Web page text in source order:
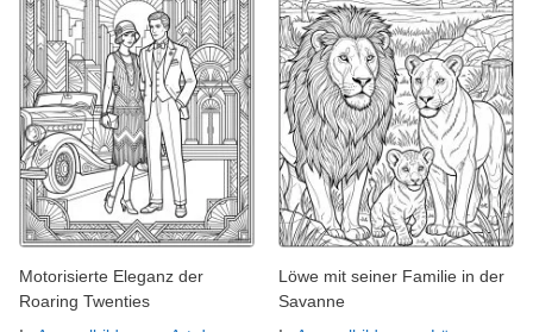
Motorisierte Eleganz der
Roaring Twenties
Löwe mit seiner Familie in der
Savanne